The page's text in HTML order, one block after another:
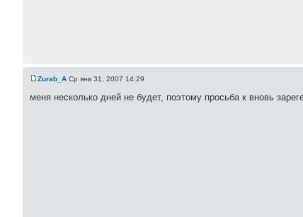
Zurab_A Ср янв 31, 2007 14:29
меня несколько дней не будет, поэтому просьба к вновь